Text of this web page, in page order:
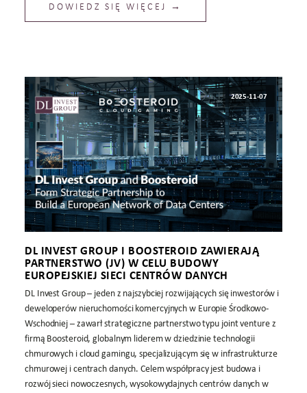
DOWIEDZ SIĘ WIĘCEJ →
2025-11-07
DL INVEST GROUP I BOOSTEROID ZAWIERAJĄ
PARTNERSTWO (JV) W CELU BUDOWY
EUROPEJSKIEJ SIECI CENTRÓW DANYCH
DL Invest Group – jeden z najszybciej rozwijających się inwestorów i
deweloperów nieruchomości komercyjnych w Europie Środkowo-
Wschodniej – zawarł strategiczne partnerstwo typu joint venture z
firmą Boosteroid, globalnym liderem w dziedzinie technologii
chmurowych i cloud gamingu, specjalizującym się w infrastrukturze
chmurowej i centrach danych. Celem współpracy jest budowa i
rozwój sieci nowoczesnych, wysokowydajnych centrów danych w